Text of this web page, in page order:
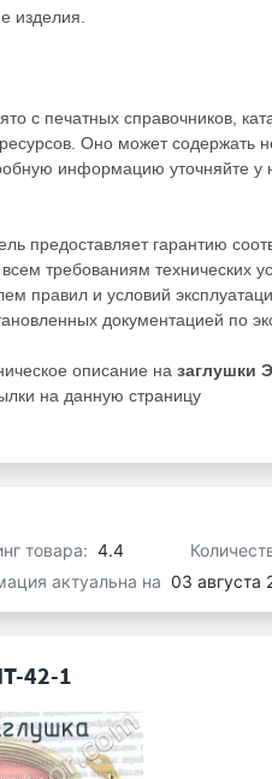
изделия.
с печатных справочников,
Оно может содержать
информацию уточняйте у
предоставляет гарантию
требованиям технических
правил и условий
документацией по
описание на заглушки
на данную страницу
товара: 4.4
актуальна на 03 августа
42-1